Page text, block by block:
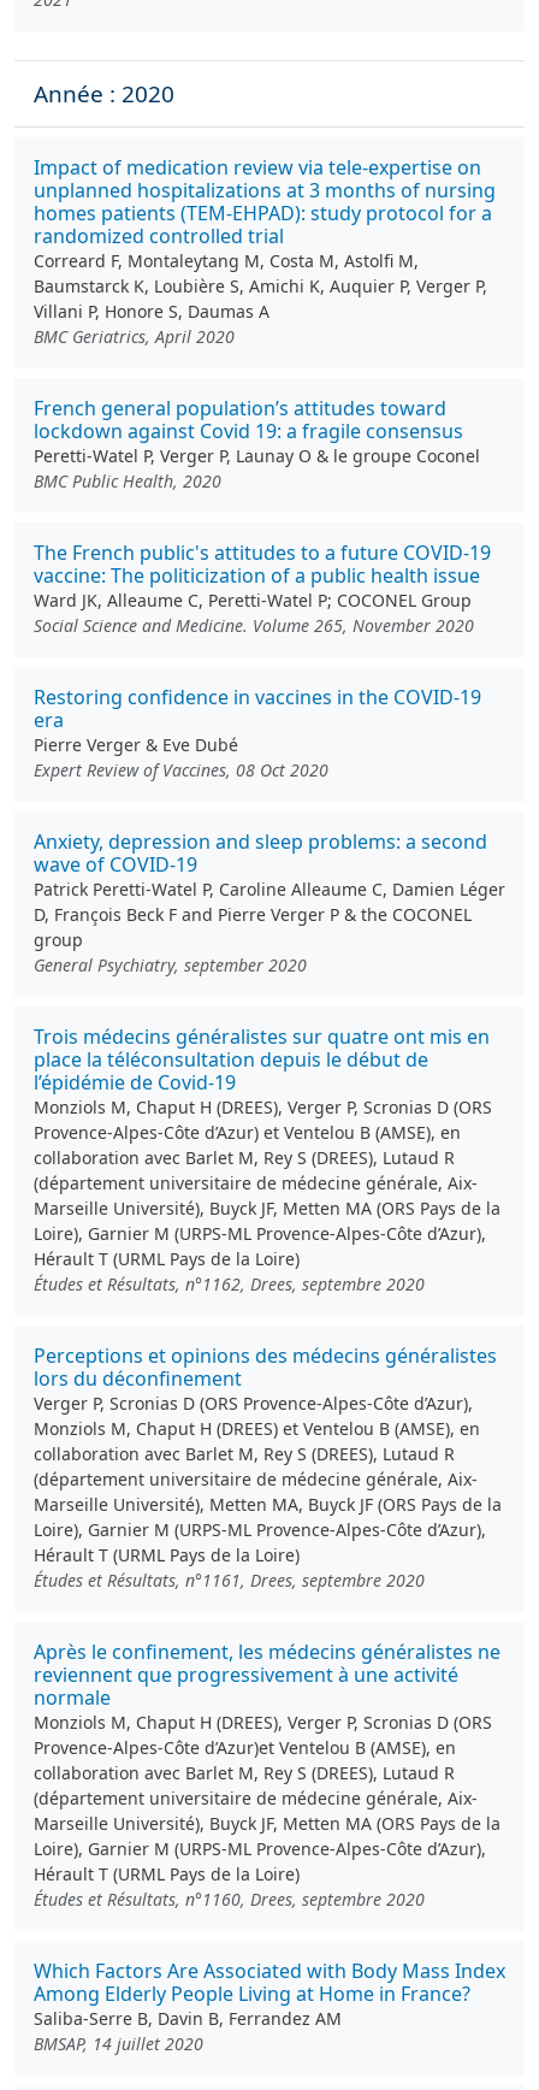
Année : 2020
Impact of medication review via tele-expertise on
unplanned hospitalizations at 3 months of nursing
homes patients (TEM-EHPAD): study protocol for a
randomized controlled trial
Correard F, Montaleytang M, Costa M, Astolfi M,
Baumstarck K, Loubière S, Amichi K, Auquier P, Verger P,
Villani P, Honore S, Daumas A
BMC Geriatrics, April 2020
French general population’s attitudes toward
lockdown against Covid 19: a fragile consensus
Peretti-Watel P, Verger P, Launay O & le groupe Coconel
BMC Public Health, 2020
The French public's attitudes to a future COVID-19
vaccine: The politicization of a public health issue
Ward JK, Alleaume C, Peretti-Watel P; COCONEL Group
Social Science and Medicine. Volume 265, November 2020
Restoring confidence in vaccines in the COVID-19
era
Pierre Verger & Eve Dubé
Expert Review of Vaccines, 08 Oct 2020
Anxiety, depression and sleep problems: a second
wave of COVID-19
Patrick Peretti-Watel P, Caroline Alleaume C, Damien Léger
D, François Beck F and Pierre Verger P & the COCONEL
group
General Psychiatry, september 2020
Trois médecins généralistes sur quatre ont mis en
place la téléconsultation depuis le début de
l’épidémie de Covid-19
Monziols M, Chaput H (DREES), Verger P, Scronias D (ORS
Provence-Alpes-Côte d’Azur) et Ventelou B (AMSE), en
collaboration avec Barlet M, Rey S (DREES), Lutaud R
(département universitaire de médecine générale, Aix-
Marseille Université), Buyck JF, Metten MA (ORS Pays de la
Loire), Garnier M (URPS-ML Provence-Alpes-Côte d’Azur),
Hérault T (URML Pays de la Loire)
Études et Résultats, n°1162, Drees, septembre 2020
Perceptions et opinions des médecins généralistes
lors du déconfinement
Verger P, Scronias D (ORS Provence-Alpes-Côte d’Azur),
Monziols M, Chaput H (DREES) et Ventelou B (AMSE), en
collaboration avec Barlet M, Rey S (DREES), Lutaud R
(département universitaire de médecine générale, Aix-
Marseille Université), Metten MA, Buyck JF (ORS Pays de la
Loire), Garnier M (URPS-ML Provence-Alpes-Côte d’Azur),
Hérault T (URML Pays de la Loire)
Études et Résultats, n°1161, Drees, septembre 2020
Après le confinement, les médecins généralistes ne
reviennent que progressivement à une activité
normale
Monziols M, Chaput H (DREES), Verger P, Scronias D (ORS
Provence-Alpes-Côte d’Azur)et Ventelou B (AMSE), en
collaboration avec Barlet M, Rey S (DREES), Lutaud R
(département universitaire de médecine générale, Aix-
Marseille Université), Buyck JF, Metten MA (ORS Pays de la
Loire), Garnier M (URPS-ML Provence-Alpes-Côte d’Azur),
Hérault T (URML Pays de la Loire)
Études et Résultats, n°1160, Drees, septembre 2020
Which Factors Are Associated with Body Mass Index
Among Elderly People Living at Home in France?
Saliba-Serre B, Davin B, Ferrandez AM
BMSAP, 14 juillet 2020